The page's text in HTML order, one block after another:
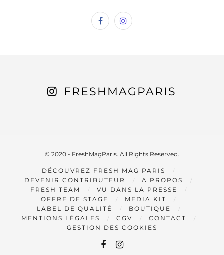
FRESHMAGPARIS
© 2020 - FreshMagParis. All Rights Reserved.
DÉCOUVREZ FRESH MAG PARIS
DEVENIR CONTRIBUTEUR
A PROPOS
FRESH TEAM
VU DANS LA PRESSE
OFFRE DE STAGE
MEDIA KIT
LABEL DE QUALITÉ
BOUTIQUE
MENTIONS LÉGALES
CGV
CONTACT
GESTION DES COOKIES